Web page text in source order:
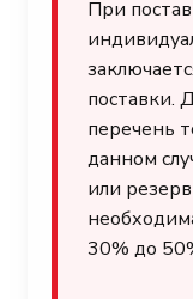
При
поставки.
перечень
данном
или
30% до